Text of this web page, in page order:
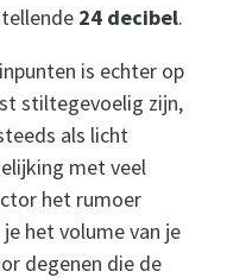
24 decibel.
is echter op
stiltegevoelig zijn,
als licht
met veel
het rumoer
het volume van je
degenen die de